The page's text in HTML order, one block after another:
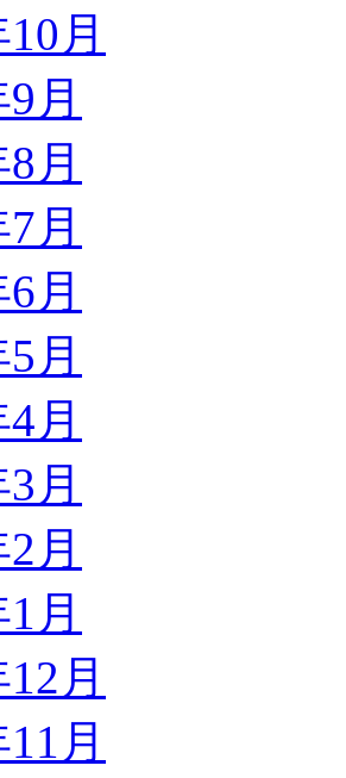
月
月
月
月
月
月
月
月
月
月
月
月